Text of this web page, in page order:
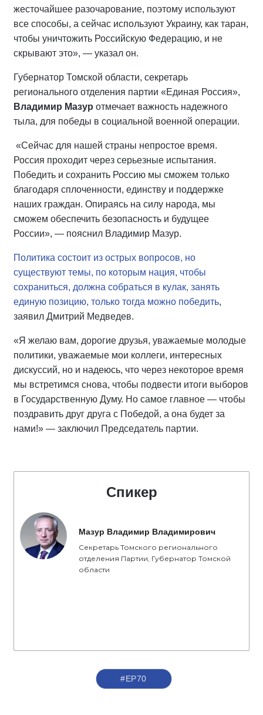
жесточайшее разочарование, поэтому используют
все способы, а сейчас используют Украину, как таран,
чтобы уничтожить Российскую Федерацию, и не
скрывают это», — указал он.
Губернатор Томской области, секретарь
регионального отделения партии «Единая Россия»,
Владимир Мазур отмечает важность надежного
тыла, для победы в социальной военной операции.
«Сейчас для нашей страны непростое время.
Россия проходит через серьезные испытания.
Победить и сохранить Россию мы сможем только
благодаря сплоченности, единству и поддержке
наших граждан. Опираясь на силу народа, мы
сможем обеспечить безопасность и будущее
России», — пояснил Владимир Мазур.
Политика состоит из острых вопросов, но
существуют темы, по которым нация, чтобы
сохраниться, должна собраться в кулак, занять
единую позицию, только тогда можно победить,
заявил Дмитрий Медведев.
«Я желаю вам, дорогие друзья, уважаемые молодые
политики, уважаемые мои коллеги, интересных
дискуссий, но и надеюсь, что через некоторое время
мы встретимся снова, чтобы подвести итоги выборов
в Государственную Думу. Но самое главное — чтобы
поздравить друг друга с Победой, а она будет за
нами!» — заключил Председатель партии.
Спикер
Мазур Владимир Владимирович
Секретарь Томского регионального
отделения Партии, Губернатор Томской
области
#ЕР70